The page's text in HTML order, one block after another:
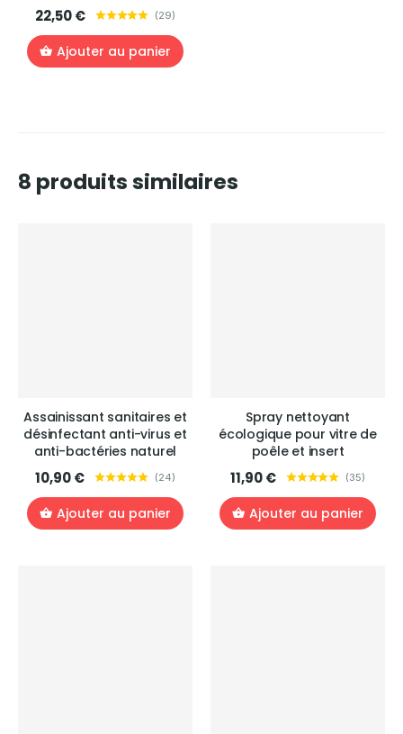
22,50 € (29)
Ajouter au panier
8 produits similaires
Assainissant sanitaires et
désinfectant anti-virus et
anti-bactéries naturel
10,90 € (24)
Ajouter au panier
Spray nettoyant
écologique pour vitre de
poêle et insert
11,90 € (35)
Ajouter au panier